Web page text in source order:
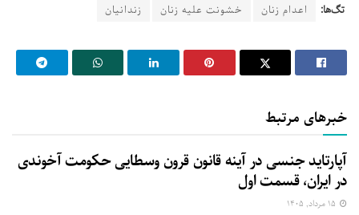
تگ‌ها: اعدام زنان خشونت علیه زنان زندانیان
خبرهای مرتبط
آپارتاید جنسی در آینه قانون قرون وسطایی حکومت آخوندی
در ایران، قسمت اول